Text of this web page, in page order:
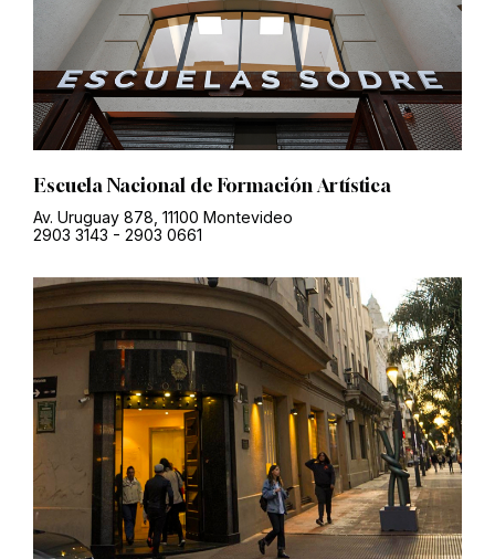
Escuela Nacional de Formación Artística
Av. Uruguay 878, 11100 Montevideo
2903 3143 - 2903 0661